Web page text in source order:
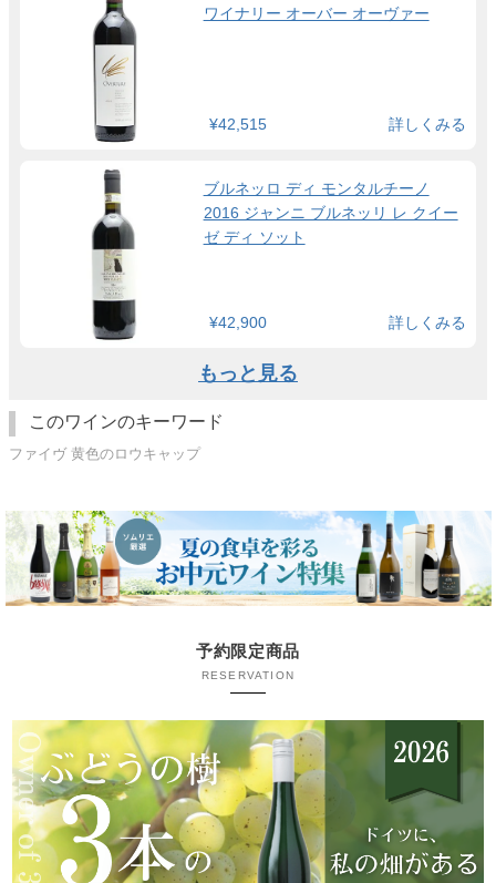
ワイナリー オーバー オーヴァー
¥42,515 詳しくみる
ブルネッロ ディ モンタルチーノ
2016 ジャンニ ブルネッリ レ クイー
ゼ ディ ソット
¥42,900 詳しくみる
もっと見る
このワインのキーワード
ファイヴ 黄色のロウキャップ
予約限定商品
RESERVATION